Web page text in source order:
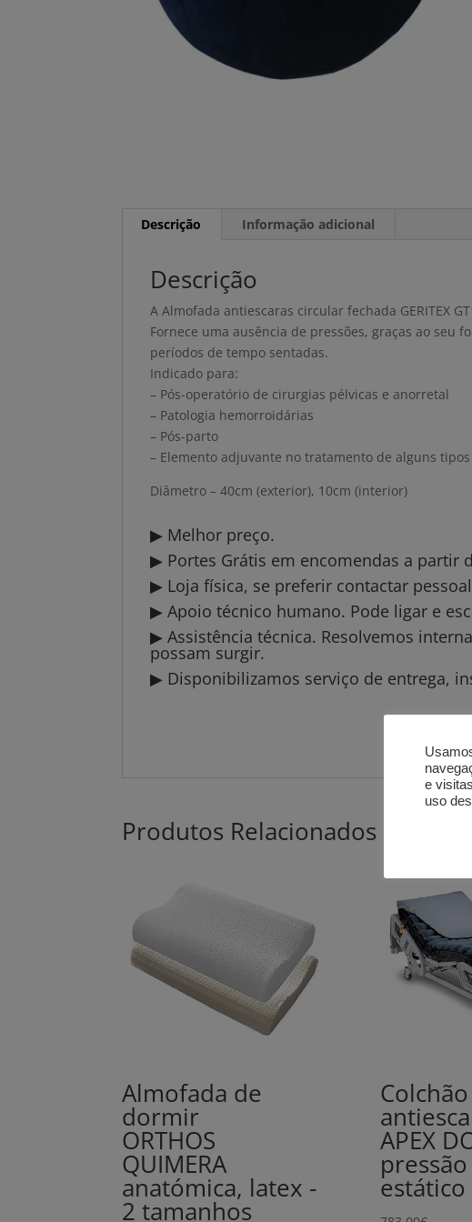
Descrição Informação adicional
Descrição
A Almofada antiescaras circular fechada GERITEX
Fornece uma ausência de pressões, graças ao seu
períodos de tempo sentadas.
Indicado para:
– Pós-operatório de cirurgias pélvicas e anorretal
– Patologia hemorroidárias
– Pós-parto
– Elemento adjuvante no tratamento de alguns
Diâmetro – 40cm (exterior), 10cm (interior)
▶ Melhor preço.
▶ Portes Grátis em encomendas a partir
▶ Loja física, se preferir contactar
▶ Apoio técnico humano. Pode ligar e
▶ Assistência técnica. Resolvemos
possam surgir.
▶ Disponibilizamos serviço de entrega,
Produtos Relacionados
Almofada de
dormir
ORTHOS
QUIMERA
anatómica, latex -
2 tamanhos
Colchão
APEX
estático
e
uso